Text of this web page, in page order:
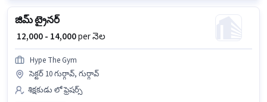
జిమ్ ట్రైనర్
₹ 12,000 - 14,000per నెల
Hype The Gym
సెక్టర్ 10 గుర్గావ్, గుర్గావ్
శిక్షకుడు లో ఫ్రెషర్స్